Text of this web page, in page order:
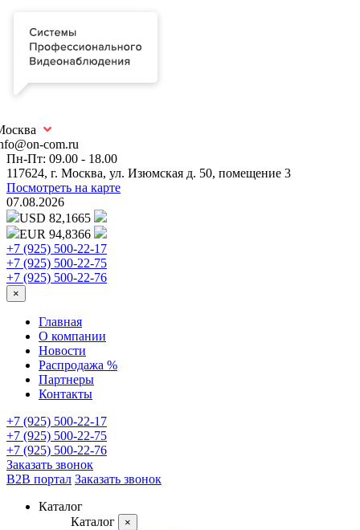
com.ru
Пн-Пт: 09.00 - 18.00
117624, г. Москва, ул. Изюмская д. 50, помещение 3
Посмотреть на карте
07.08.2026
USD 82,1665
EUR 94,8366
+7 (925) 500-22-17
+7 (925) 500-22-75
+7 (925) 500-22-76
×
Главная
О компании
Новости
Распродажа %
Партнеры
Контакты
+7 (925) 500-22-17
+7 (925) 500-22-75
+7 (925) 500-22-76
Заказать звонок
B2B портал Заказать звонок
Каталог
Каталог
×